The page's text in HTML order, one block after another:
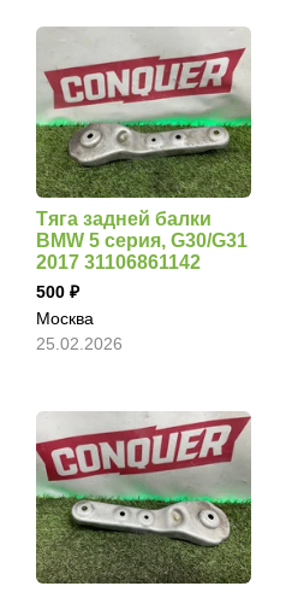
Тяга задней балки
BMW 5 серия, G30/G31
2017 31106861142
500
Москва
25.02.2026